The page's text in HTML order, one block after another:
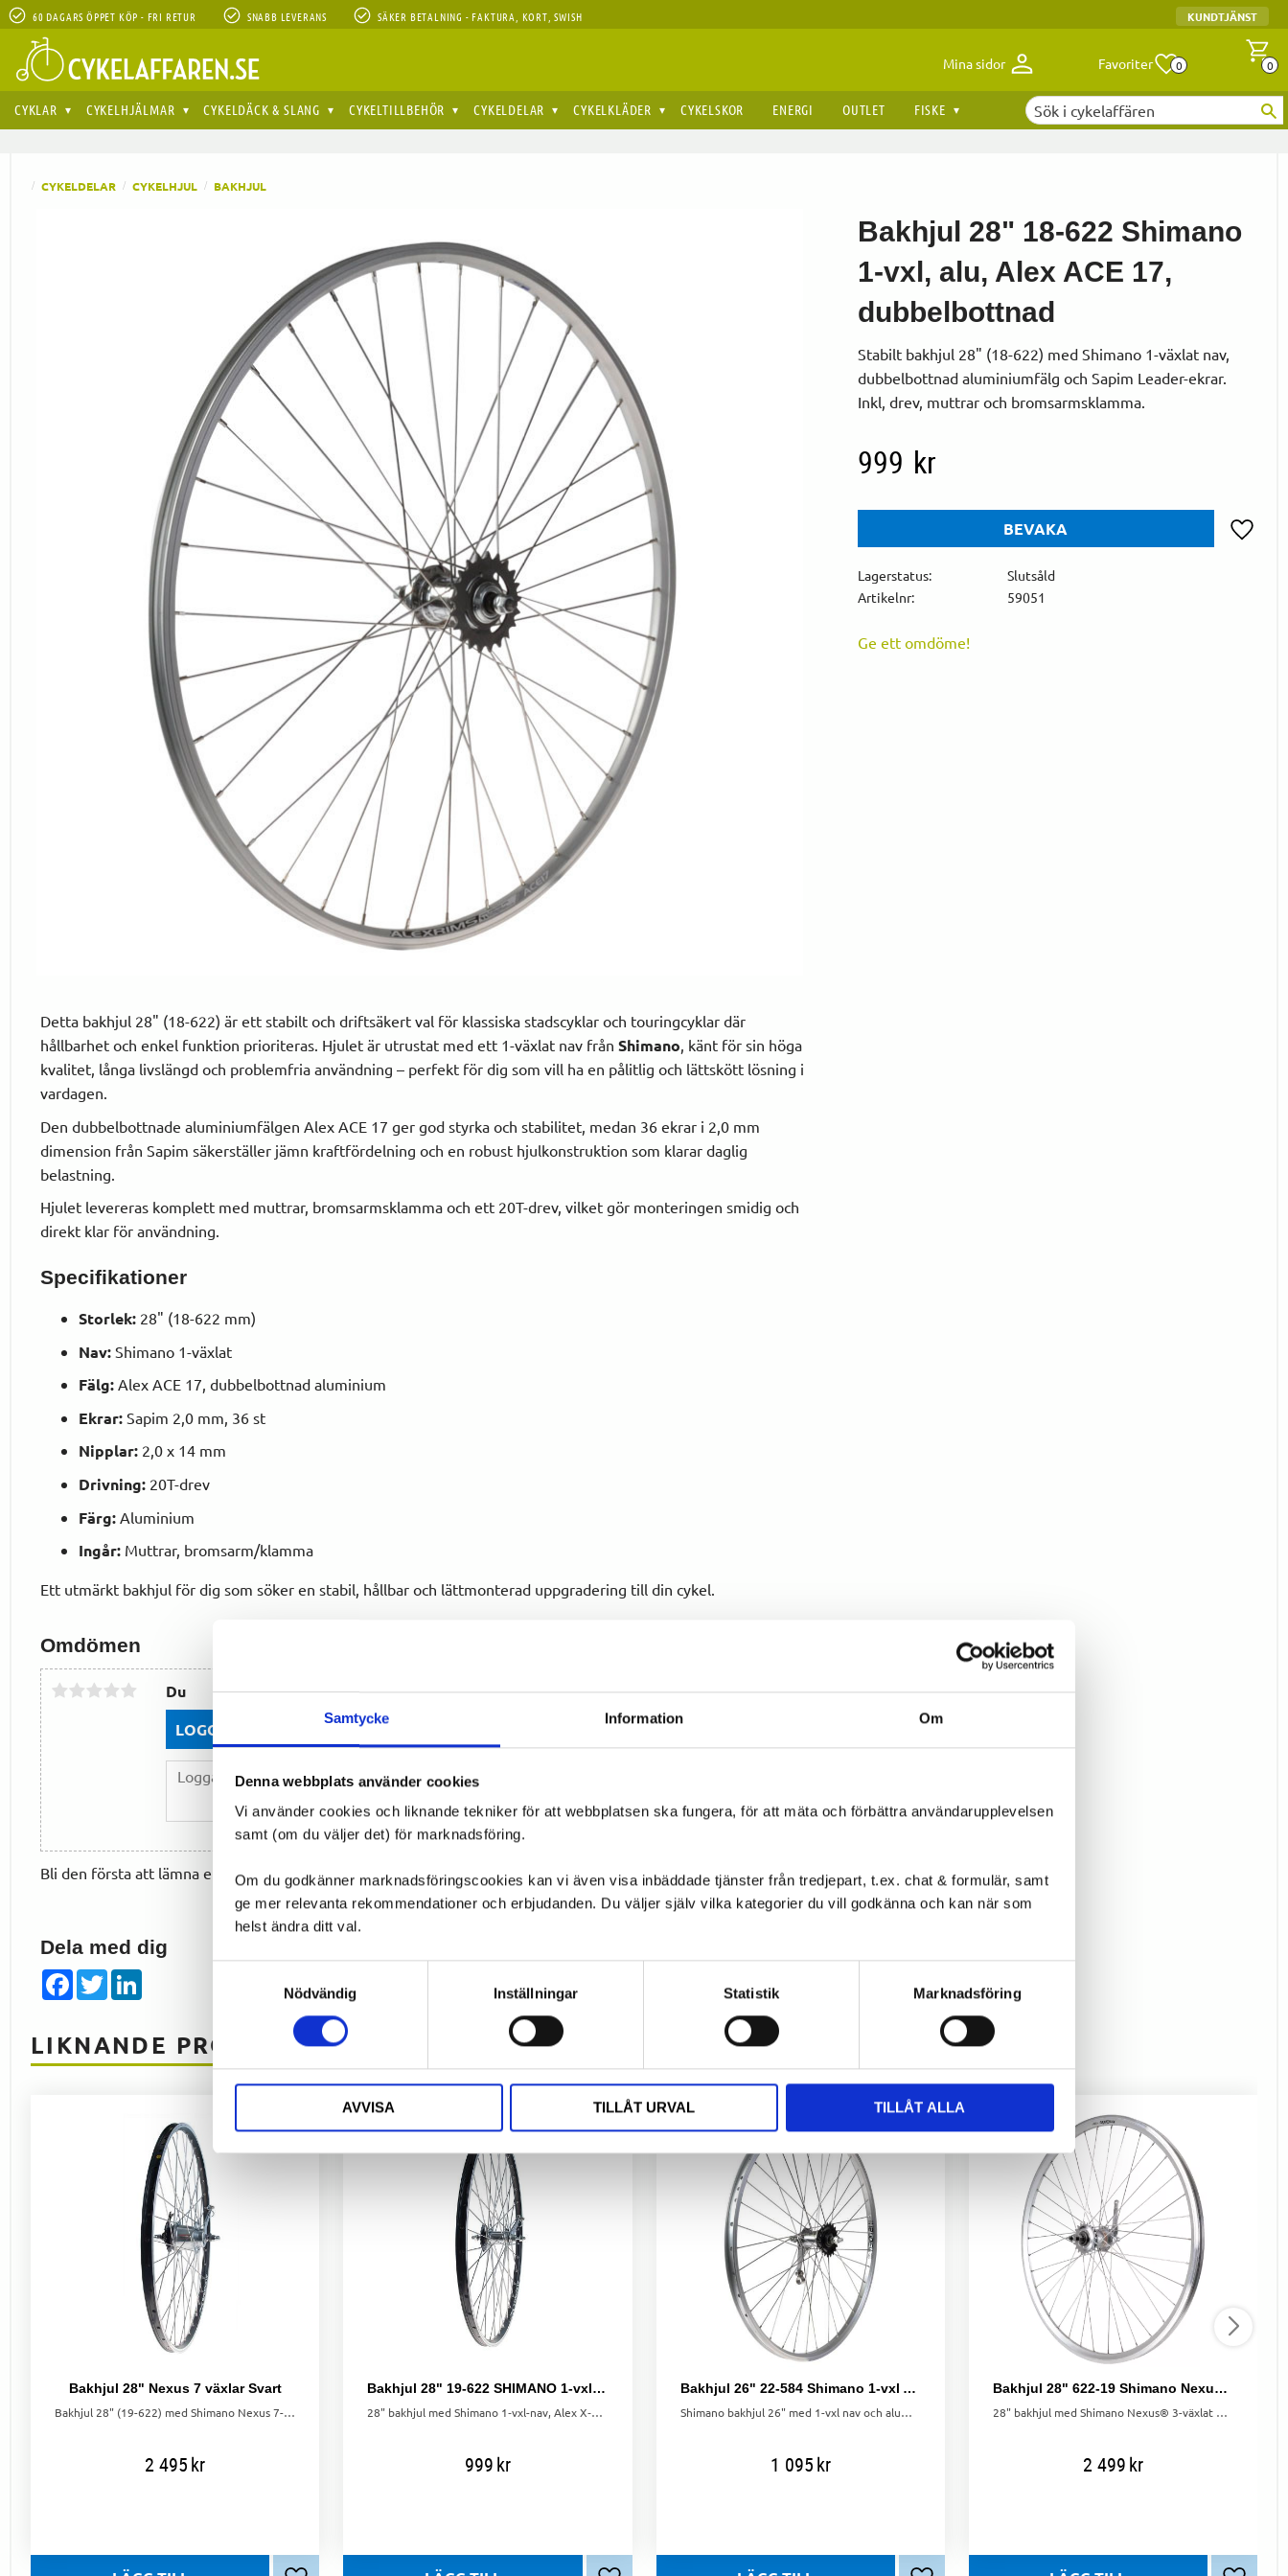
Samtycke Information Om
Denna webbplats använder cookies
Vi använder cookies och liknande tekniker för att webbplatsen ska fungera, för att mäta och förbättra användarupplevelsen
samt (om du väljer det) för marknadsföring.
Om du godkänner marknadsföringscookies kan vi även visa inbäddade tjänster från tredjepart, t.ex. chat & formulär, samt
ge mer relevanta rekommendationer och erbjudanden. Du väljer själv vilka kategorier du vill godkänna och kan när som
helst ändra ditt val.
Nödvändig
Inställningar Statistik Marknadsföring
AVVISA TILLÅT URVAL TILLÅT ALLA
60 DAGARS ÖPPET KÖP - FRI RETUR SNABB LEVERANS SÄKER BETALNING - FAKTURA, KORT, SWISH KUNDTJÄNST
Mina sidor Favoriter Antal
0 0
CYKLAR CYKELHJÄLMAR CYKELDÄCK & SLANG CYKELTILLBEHÖR CYKELDELAR CYKELKLÄDER CYKELSKOR ENERGI OUTLET FISKE
CYKELDELAR CYKELHJUL BAKHJUL
Bakhjul 28" 18-622 Shimano
1-vxl, alu, Alex ACE 17,
dubbelbottnad
Stabilt bakhjul 28" (18-622) med Shimano 1-växlat nav,
dubbelbottnad aluminiumfälg och Sapim Leader-ekrar.
Inkl, drev, muttrar och bromsarmsklamma.
999 kr
BEVAKA
Lagerstatus
Slutsåld
Artikelnr
59051
Ge ett omdöme!
Detta bakhjul 28" (18-622) är ett stabilt och driftsäkert val för klassiska stadscyklar och touringcyklar där
hållbarhet och enkel funktion prioriteras. Hjulet är utrustat med ett 1-växlat nav från Shimano, känt för sin höga
kvalitet, långa livslängd och problemfria användning – perfekt för dig som vill ha en pålitlig och lättskött lösning i
vardagen.
Den dubbelbottnade aluminiumfälgen Alex ACE 17 ger god styrka och stabilitet, medan 36 ekrar i 2,0 mm
dimension från Sapim säkerställer jämn kraftfördelning och en robust hjulkonstruktion som klarar daglig
belastning.
Hjulet levereras komplett med muttrar, bromsarmsklamma och ett 20T-drev, vilket gör monteringen smidig och
direkt klar för användning.
Specifikationer
Storlek: 28" (18-622 mm)
Nav: Shimano 1-växlat
Fälg: Alex ACE 17, dubbelbottnad aluminium
Ekrar: Sapim 2,0 mm, 36 st
Nipplar: 2,0 x 14 mm
Drivning: 20T-drev
Färg: Aluminium
Ingår: Muttrar, bromsarm/klamma
Ett utmärkt bakhjul för dig som söker en stabil, hållbar och lättmonterad uppgradering till din cykel.
Dela med dig
Facebook
Twitter
Omdömen
Du
LOGGA IN FÖR ATT GE OMDÖME
Bli den första att lämna ett omdöme.
LIKNANDE PRODUKTER
Bakhjul 28" Nexus 7 växlar Svart
Bakhjul 28" (19-622) med Shimano Nexus 7-växlad nav, Alex X-2000 dubbelbottnad aluminiumfälg, Sapim Leader ekrar, 20T-drev och tillbehör. Svart.
2 495kr
Bakhjul 28" 19-622 SHIMANO 1-vxl. alu. Alex X-2000. dubbelbottnad. 36h
28" bakhjul med Shimano 1‑vxl-nav, Alex X‑2000 dubbelbottnad aluminiumfälg och 36 Sapim-ekrar.
999kr
Bakhjul 26" 22-584 Shimano 1-vxl Alu
Shimano bakhjul 26" med 1-vxl nav och aluminiumfälg. Inkl. fotbroms, 20T-drev och nödvändiga tillbehör för enkel installation.
1 095kr
Bakhjul 28" 622-19 Shimano Nexus 3 växlar Silver
28" bakhjul med Shimano Nexus® 3-växlat nav, fotbroms och dubbelbottnad 36-håls fälg.
2 499kr